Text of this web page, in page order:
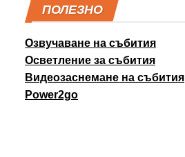
ПОЛЕЗНО
Озвучаване на събития
Осветление за събития
Видеозаснемане на събития
Power2go